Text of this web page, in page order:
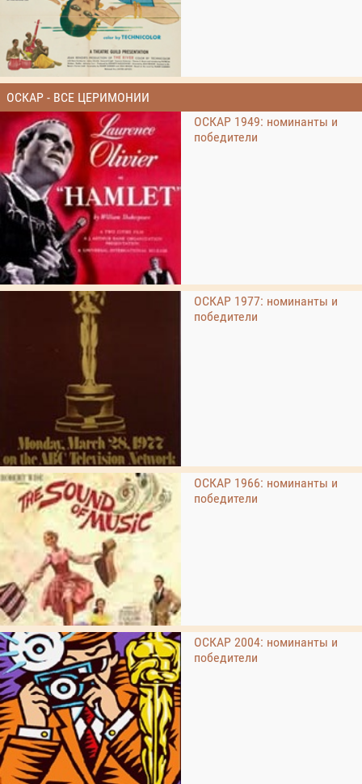
ОСКАР - ВСЕ ЦЕРИМОНИИ
ОСКАР 1949: номинанты и
победители
ОСКАР 1977: номинанты и
победители
ОСКАР 1966: номинанты и
победители
ОСКАР 2004: номинанты и
победители